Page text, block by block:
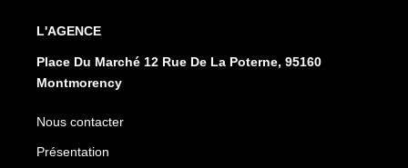
L'AGENCE
Place Du Marché 12 Rue De La Poterne, 95160
Montmorency
Nous contacter
Présentation